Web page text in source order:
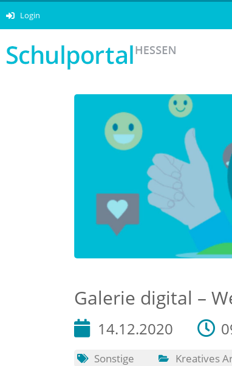
Login
Galerie digital –
14.12.2020
Sonstige Kreatives